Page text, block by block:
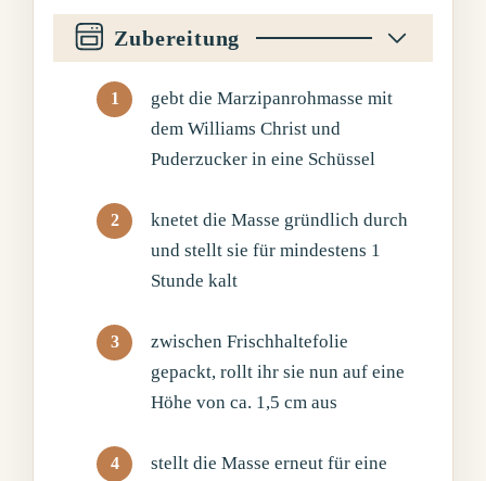
Zubereitung
gebt die Marzipanrohmasse mit
dem Williams Christ und
Puderzucker in eine Schüssel
knetet die Masse gründlich durch
und stellt sie für mindestens 1
Stunde kalt
zwischen Frischhaltefolie
gepackt, rollt ihr sie nun auf eine
Höhe von ca. 1,5 cm aus
stellt die Masse erneut für eine